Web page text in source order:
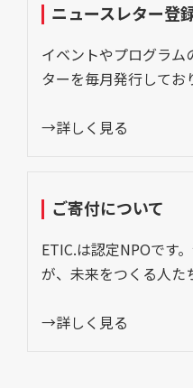
ニュースレター登
イベントやプログラム
ターを毎月発行してお
→詳しく見る
ご寄付について
ETIC.は認定NPOです
が、未来をつくる人た
→詳しく見る